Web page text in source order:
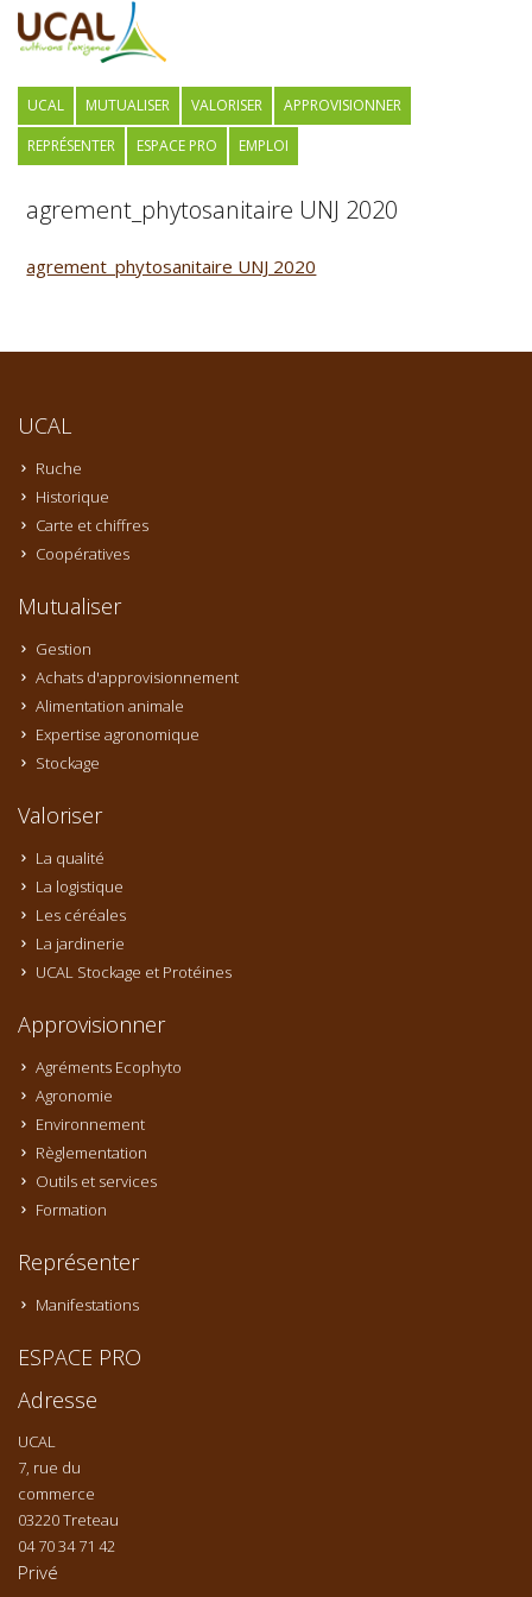
UCAL MUTUALISER VALORISER
APPROVISIONNER
REPRÉSENTER
ESPACE PRO EMPLOI
agrement_phytosanitaire UNJ 2020
agrement_phytosanitaire UNJ 2020
UCAL
Ruche
Historique
Carte et chiffres
Coopératives
Mutualiser
Gestion
Achats d'approvisionnement
Alimentation animale
Expertise agronomique
Stockage
Valoriser
La qualité
La logistique
Les céréales
La jardinerie
UCAL Stockage et Protéines
Approvisionner
Agréments Ecophyto
Agronomie
Environnement
Règlementation
Outils et services
Formation
Représenter
Manifestations
ESPACE PRO
Adresse
UCAL
7, rue du
commerce
03220 Treteau
04 70 34 71 42
Privé